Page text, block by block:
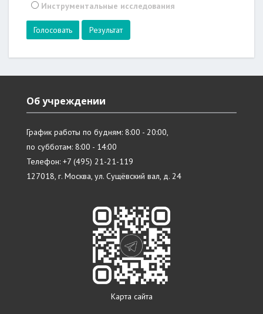
Инструментальные исследования
Результат
Об учреждении
График работы по будням: 8:00 - 20:00,
по субботам: 8:00 - 14:00
Телефон: +7 (495) 21-21-119
127018, г. Москва, ул. Сущёвский вал, д. 24
Карта сайта